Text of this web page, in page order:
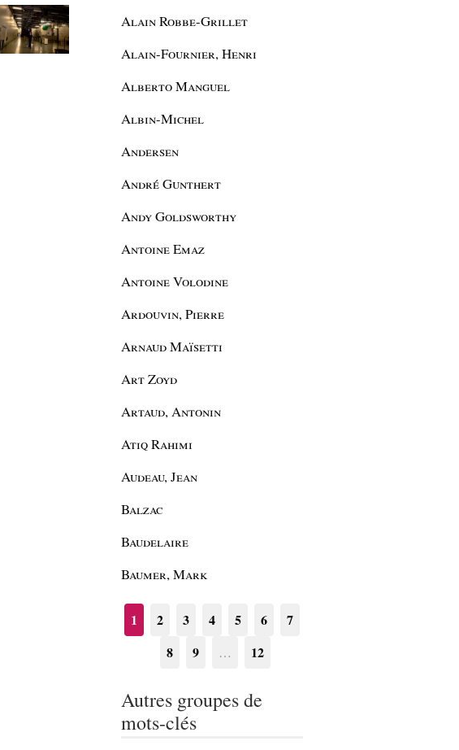
Alain Robbe-Grillet
Alain-Fournier, Henri
Alberto Manguel
Albin-Michel
Andersen
André Gunthert
Andy Goldsworthy
Antoine Emaz
Antoine Volodine
Ardouvin, Pierre
Arnaud Maïsetti
Art Zoyd
Artaud, Antonin
Atiq Rahimi
Audeau, Jean
Balzac
Baudelaire
Baumer, Mark
1 2 3 4 5 6
7
8
9 … 12
Autres groupes de
mots-clés